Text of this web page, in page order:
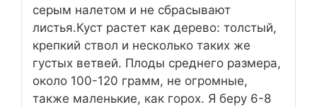
серым налетом и не сбрасывают
листья.Куст растет как дерево: толстый,
крепкий ствол и несколько таких же
густых ветвей. Плоды среднего размера,
около 100-120 грамм, не огромные,
также маленькие, как горох. Я беру 6-8